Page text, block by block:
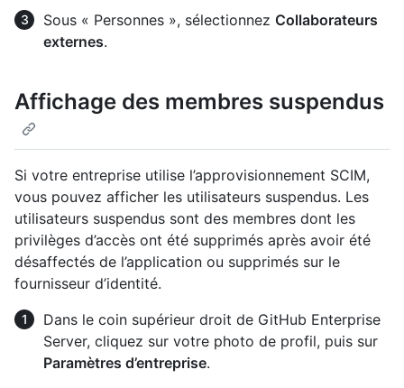
Sous « Personnes », sélectionnez Collaborateurs
externes.
Affichage des membres suspendus
Si votre entreprise utilise l’approvisionnement SCIM,
vous pouvez afficher les utilisateurs suspendus. Les
utilisateurs suspendus sont des membres dont les
privilèges d’accès ont été supprimés après avoir été
désaffectés de l’application ou supprimés sur le
fournisseur d’identité.
Dans le coin supérieur droit de GitHub Enterprise
Server, cliquez sur votre photo de profil, puis sur
Paramètres d’entreprise.